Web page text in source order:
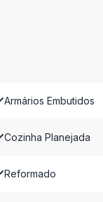
Armários Embutidos
Cozinha Planejada
Reformado